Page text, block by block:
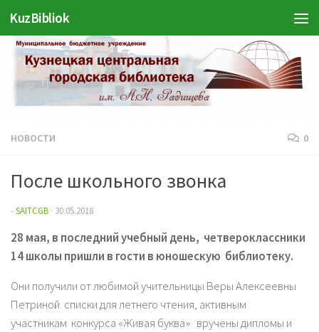
Перейти к содержимому
KuzBibliok
НОВОСТИ 0
После школьного звонка
-SAITCGB · 30.05.2018
28 мая, в последний учебный день, четвероклассники
14 школы пришли в гости в юношескую библиотеку.
Они получили от любимой учительницы Веры Алексеевны
Петриной списки для летнего чтения, активным
участникам конкурса «Живая буква» вручены дипломы и